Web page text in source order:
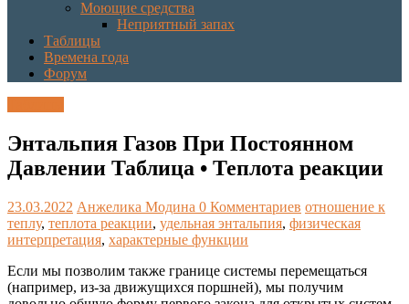
Моющие средства
Неприятный запах
Таблицы
Времена года
Форум
Энтальпия Газов При Постоянном
Давлении Таблица • Теплота реакции
23.03.2022 Анжелика Модина 0 Комментариев отношение к
теплу, теплота реакции, удельная энтальпия, физическая
интерпретация, характерные функции
Если мы позволим также границе системы перемещаться
(например, из-за движущихся поршней), мы получим